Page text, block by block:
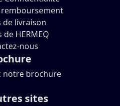
de livraison
HERMEQ
nous
notre brochure
sites